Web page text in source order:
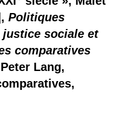
Politiques
sociale et
comparatives
Lang,